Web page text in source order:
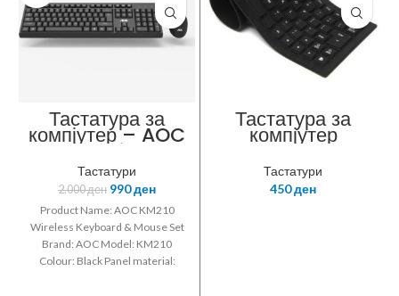
Тастатура за
компјутер – AOC
KM210 Wireless
Combo
Тастатури
2.000ден 990ден
Product Name: AOC KM210
Wireless Keyboard & Mouse Set
Brand: AOC Model: KM210
Colour: Black Panel material:
Тастатура за
компјутер
силиконска
Тастатури
450ден